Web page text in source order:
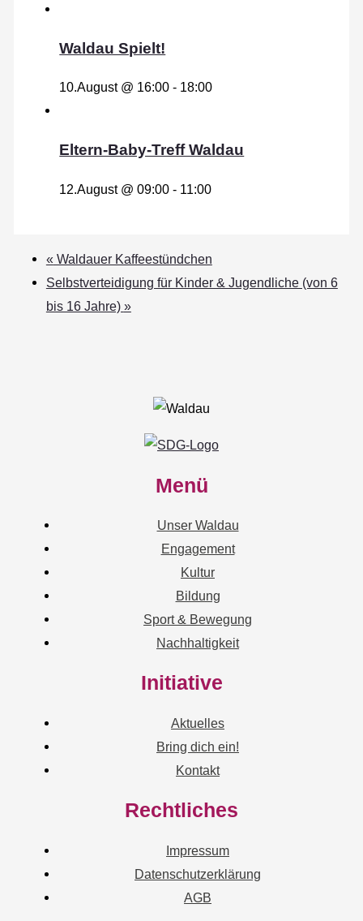
Waldau Spielt!
10.August @ 16:00 - 18:00
Eltern-Baby-Treff Waldau
12.August @ 09:00 - 11:00
« Waldauer Kaffeestündchen
Selbstverteidigung für Kinder & Jugendliche (von 6
bis 16 Jahre) »
Menü
Unser Waldau
Engagement
Kultur
Bildung
Sport & Bewegung
Nachhaltigkeit
Initiative
Aktuelles
Bring dich ein!
Kontakt
Rechtliches
Impressum
Datenschutzerklärung
AGB